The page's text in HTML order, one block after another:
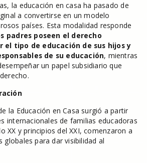
la educación en casa ha pasado de
a convertirse en un modelo
países. Esta modalidad responde
padres poseen el derecho
tipo de educación de sus hijos y
de su educación, mientras
un papel subsidiario que
la Educación en Casa surgió a partir
internacionales de familias educadoras
XX y principios del XXI, comenzaron a
globales para dar visibilidad al